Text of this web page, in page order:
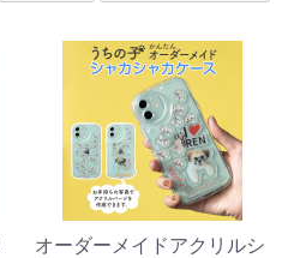
オーダーメイドアクリルシ